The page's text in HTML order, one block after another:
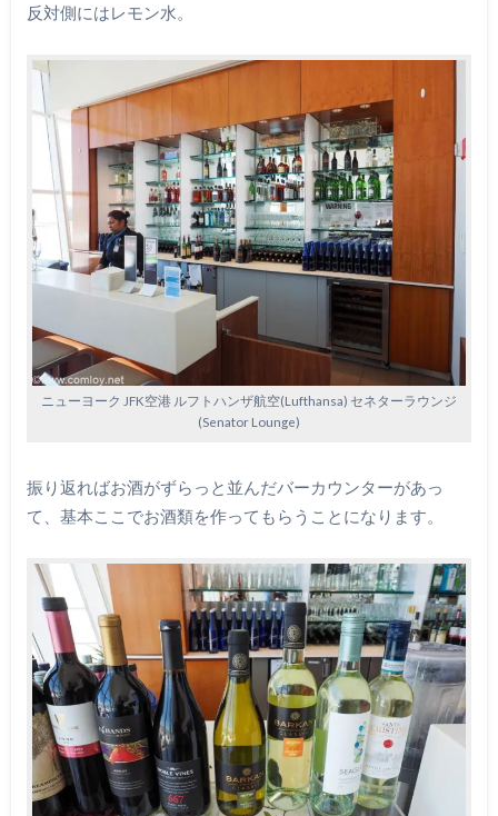
反対側にはレモン水。
ニューヨーク JFK空港 ルフトハンザ航空(Lufthansa) セネターラウンジ
(Senator Lounge)
振り返ればお酒がずらっと並んだバーカウンターがあっ
て、基本ここでお酒類を作ってもらうことになります。